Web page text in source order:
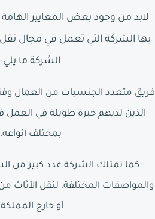
لابد من وجود بعض المعايير
بها الشركة التي تعمل في مجال
الشركة ما يلي:
فريق متعدد الجنسيات من العمال
الذين لديهم خبرة طويلة في
بمختلف أنواعه.
كما تمتلك الشركة عدد كبير من
والمواصفات المختلفة، لنقل الأثاث
أو خارج